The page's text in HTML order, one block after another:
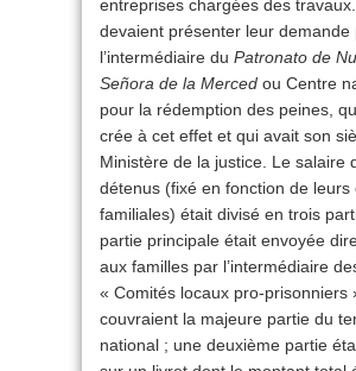
entreprises chargées des
devaient présenter leur demande
l’intermédiaire du Patronato de
Señora de la Merced ou Centre
pour la rédemption des peines,
crée à cet effet et qui avait son
Ministère de la justice. Le salaire
détenus (fixé en fonction de leurs
familiales) était divisé en trois
partie principale était envoyée
aux familles par l’intermédiaire
« Comités locaux pro-prisonniers
couvraient la majeure partie du
national ; une deuxième partie